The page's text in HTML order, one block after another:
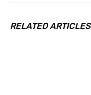
RELATED ARTICLES